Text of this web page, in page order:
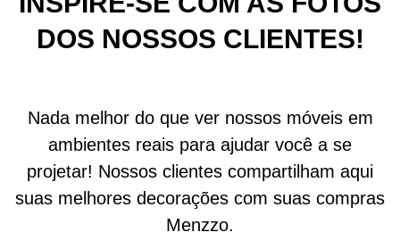
DOS NOSSOS CLIENTES!
Nada melhor do que ver nossos móveis em
ambientes reais para ajudar você a se
projetar! Nossos clientes compartilham aqui
suas melhores decorações com suas compras
Menzzo.